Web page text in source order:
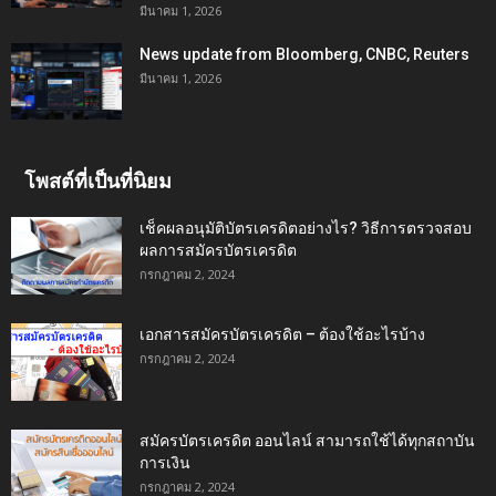
มีนาคม 1, 2026
News update from Bloomberg, CNBC, Reuters
มีนาคม 1, 2026
โพสต์ที่เป็นที่นิยม
เช็คผลอนุมัติบัตรเครดิตอย่างไร? วิธีการตรวจสอบ
ผลการสมัครบัตรเครดิต
กรกฎาคม 2, 2024
เอกสารสมัครบัตรเครดิต – ต้องใช้อะไรบ้าง
กรกฎาคม 2, 2024
สมัครบัตรเครดิต ออนไลน์ สามารถใช้ได้ทุกสถาบัน
การเงิน
กรกฎาคม 2, 2024